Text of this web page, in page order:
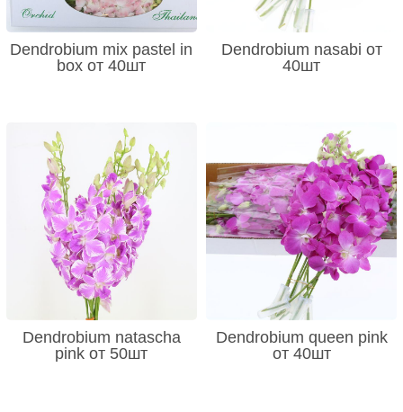
Dendrobium mix pastel in
box от 40шт
Dendrobium nasabi от
40шт
Dendrobium natascha
pink от 50шт
Dendrobium queen pink
от 40шт